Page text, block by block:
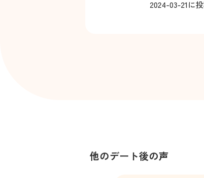
2024-03-21に
他のデート後の声